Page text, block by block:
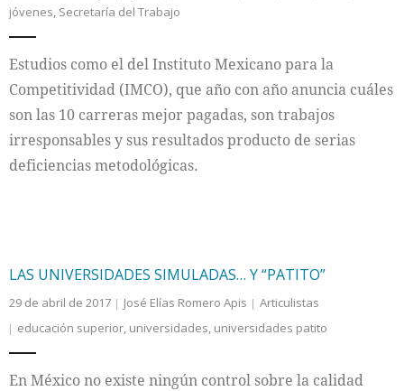
jóvenes, Secretaría del Trabajo
Estudios como el del Instituto Mexicano para la
Competitividad (IMCO), que año con año anuncia cuáles
son las 10 carreras mejor pagadas, son trabajos
irresponsables y sus resultados producto de serias
deficiencias metodológicas.
LAS UNIVERSIDADES SIMULADAS… Y “PATITO”
29 de abril de 2017 José Elías Romero Apis
Articulistas
educación superior, universidades, universidades patito
En México no existe ningún control sobre la calidad